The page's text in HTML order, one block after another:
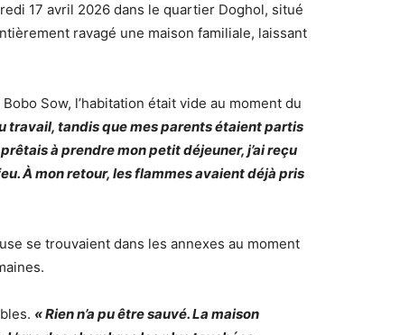
17 avril 2026 dans le quartier Doghol, situé
ravagé une maison familiale, laissant
Sow, l’habitation était vide au moment du
travail, tandis que mes parents étaient partis
à prendre mon petit déjeuner, j’ai reçu
À mon retour, les flammes avaient déjà pris
se trouvaient dans les annexes au moment
« Rien n’a pu être sauvé. La maison